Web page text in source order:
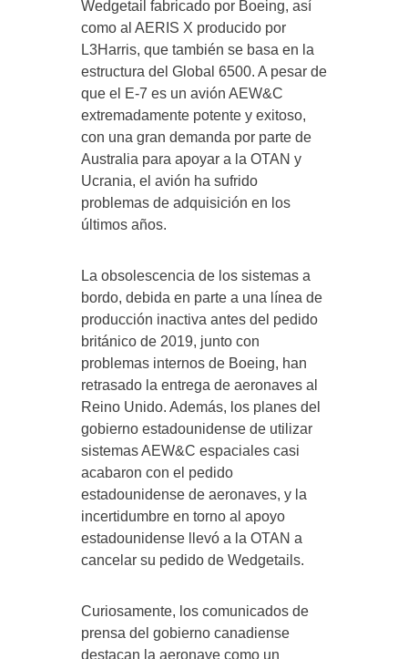
Wedgetail fabricado por Boeing, así
como al AERIS X producido por
L3Harris, que también se basa en la
estructura del Global 6500. A pesar de
que el E-7 es un avión AEW&C
extremadamente potente y exitoso,
con una gran demanda por parte de
Australia para apoyar a la OTAN y
Ucrania, el avión ha sufrido
problemas de adquisición en los
últimos años.
La obsolescencia de los sistemas a
bordo, debida en parte a una línea de
producción inactiva antes del pedido
británico de 2019, junto con
problemas internos de Boeing, han
retrasado la entrega de aeronaves al
Reino Unido. Además, los planes del
gobierno estadounidense de utilizar
sistemas AEW&C espaciales casi
acabaron con el pedido
estadounidense de aeronaves, y la
incertidumbre en torno al apoyo
estadounidense llevó a la OTAN a
cancelar su pedido de Wedgetails.
Curiosamente, los comunicados de
prensa del gobierno canadiense
destacan la aeronave como un